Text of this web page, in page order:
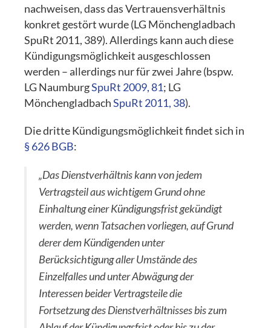
nachweisen, dass das Vertrauensverhältnis
konkret gestört wurde (LG Mönchengladbach
SpuRt 2011, 389). Allerdings kann auch diese
Kündigungsmöglichkeit ausgeschlossen
werden – allerdings nur für zwei Jahre (bspw.
LG NaumburgSpuRt 2009, 81; LG
MönchengladbachSpuRt 2011, 38).
Die dritte Kündigungsmöglichkeit findet sich in
§ 626 BGB:
„Das Dienstverhältnis kann von jedem
Vertragsteil aus wichtigem Grund ohne
Einhaltung einer Kündigungsfrist gekündigt
werden, wenn Tatsachen vorliegen, auf Grund
derer dem Kündigenden unter
Berücksichtigung aller Umstände des
Einzelfalles und unter Abwägung der
Interessen beider Vertragsteile die
Fortsetzung des Dienstverhältnisses bis zum